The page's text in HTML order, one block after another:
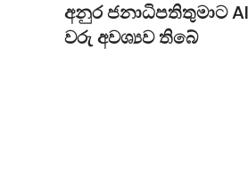
අනුර ජනාධිපතිතුමාට
වරු අවශ්‍යව තිබේ